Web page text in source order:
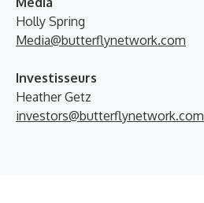
Holly Spring
Media@butterflynetwork.com
Investisseurs
Heather Getz
investors@butterflynetwork.com